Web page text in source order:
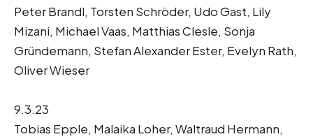
Peter Brandl, Torsten Schröder, Udo Gast, Lily
Mizani, Michael Vaas, Matthias Clesle, Sonja
Gründemann, Stefan Alexander Ester, Evelyn Rath,
Oliver Wieser
9.3.23
Tobias Epple, Malaika Loher, Waltraud Hermann,